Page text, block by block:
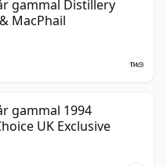
gammal Distillery
MacPhail
gammal 1994
UK Exclusive